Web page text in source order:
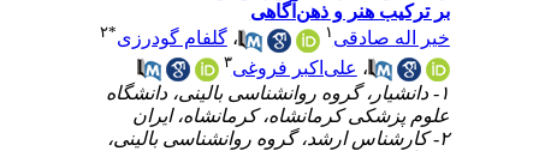
بر ترکیب هنر و ذهن‌آگاهی
خیر اله صادقی
،گلفام گودرزی* ۲
،علی‌اکبر فروغی
۱- دانشیار، گروه روانشناسی بالینی، دانشگاه
علوم پزشکی کرمانشاه، کرمانشاه، ایران
۲- کارشناس ارشد، گروه روانشناسی بالینی،